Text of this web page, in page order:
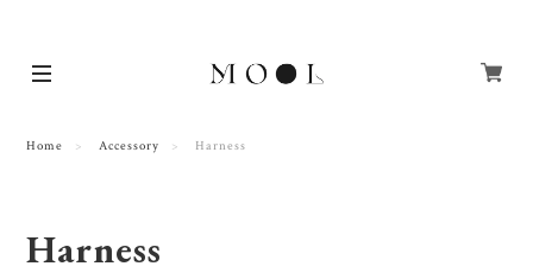
Home Accessory Harness
Harness